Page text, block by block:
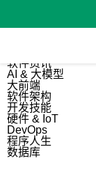
软件资讯
AI & 大模型
大前端
软件架构
开发技能
硬件 & IoT
DevOps
程序人生
数据库